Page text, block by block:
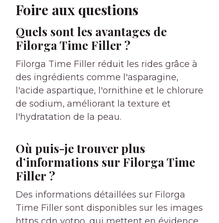
Foire aux questions
Quels sont les avantages de
Filorga Time Filler ?
Filorga Time Filler réduit les rides grâce à
des ingrédients comme l'asparagine,
l'acide aspartique, l'ornithine et le chlorure
de sodium, améliorant la texture et
l'hydratation de la peau.
Où puis-je trouver plus
d’informations sur Filorga Time
Filler ?
Des informations détaillées sur Filorga
Time Filler sont disponibles sur les images